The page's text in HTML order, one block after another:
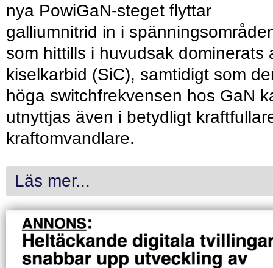
nya PowiGaN-steget flyttar
galliumnitrid in i
som hittills i huvudsak dominerats
kiselkarbid (SiC), samtidigt som
höga switchfrekvensen hos GaN
utnyttjas även i betydligt
kraftomvandlare.
Läs mer...